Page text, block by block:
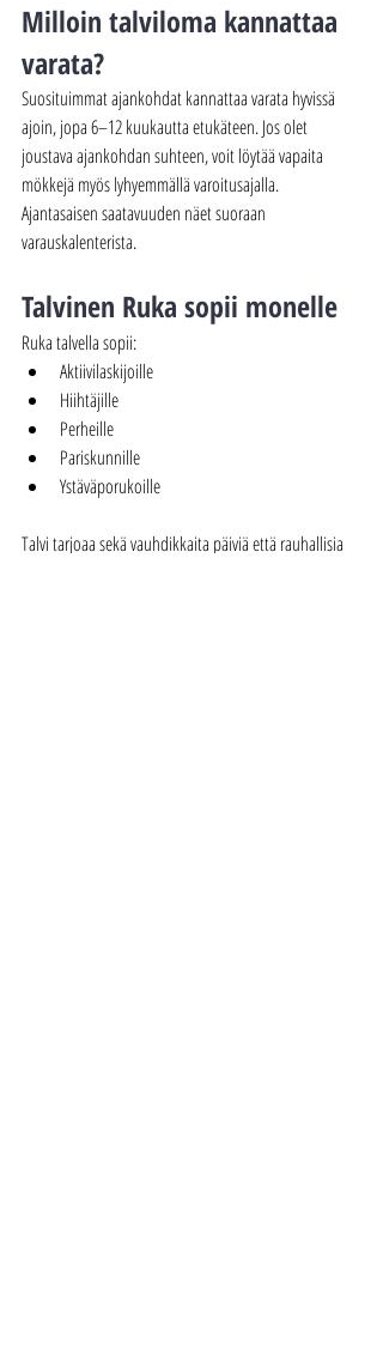
Milloin talviloma kannattaa
varata?
Suosituimmat ajankohdat kannattaa varata hyvissä
ajoin, jopa 6–12 kuukautta etukäteen. Jos olet
joustava ajankohdan suhteen, voit löytää vapaita
mökkejä myös lyhyemmällä varoitusajalla.
Ajantasaisen saatavuuden näet suoraan
varauskalenterista.
Talvinen Ruka sopii monelle
Ruka talvella sopii:
Aktiivilaskijoille
Hiihtäjille
Perheille
Pariskunnille
Ystäväporukoille
Talvi tarjoaa sekä vauhdikkaita päiviä että rauhallisia